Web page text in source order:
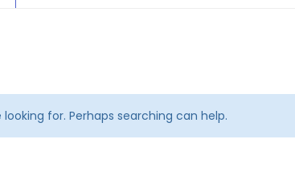
for. Perhaps searching can help.